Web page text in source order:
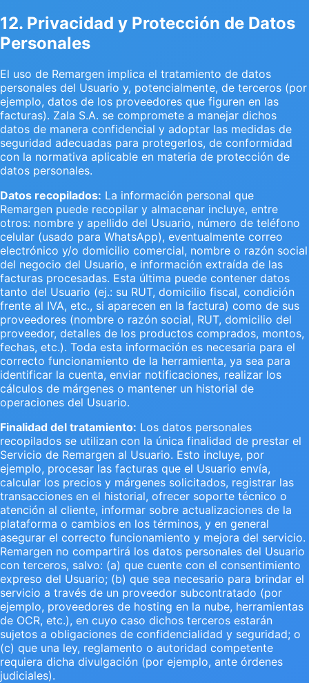
12. Privacidad y Protección de Datos
Personales
El uso de Remargen implica el tratamiento de datos
personales del Usuario y, potencialmente, de terceros (por
ejemplo, datos de los proveedores que figuren en las
facturas). Zala S.A. se compromete a manejar dichos
datos de manera confidencial y adoptar las medidas de
seguridad adecuadas para protegerlos, de conformidad
con la normativa aplicable en materia de protección de
datos personales.
Datos recopilados: La información personal que
Remargen puede recopilar y almacenar incluye, entre
otros: nombre y apellido del Usuario, número de teléfono
celular (usado para WhatsApp), eventualmente correo
electrónico y/o domicilio comercial, nombre o razón social
del negocio del Usuario, e información extraída de las
facturas procesadas. Esta última puede contener datos
tanto del Usuario (ej.: su RUT, domicilio fiscal, condición
frente al IVA, etc., si aparecen en la factura) como de sus
proveedores (nombre o razón social, RUT, domicilio del
proveedor, detalles de los productos comprados, montos,
fechas, etc.). Toda esta información es necesaria para el
correcto funcionamiento de la herramienta, ya sea para
identificar la cuenta, enviar notificaciones, realizar los
cálculos de márgenes o mantener un historial de
operaciones del Usuario.
Finalidad del tratamiento: Los datos personales
recopilados se utilizan con la única finalidad de prestar el
Servicio de Remargen al Usuario. Esto incluye, por
ejemplo, procesar las facturas que el Usuario envía,
calcular los precios y márgenes solicitados, registrar las
transacciones en el historial, ofrecer soporte técnico o
atención al cliente, informar sobre actualizaciones de la
plataforma o cambios en los términos, y en general
asegurar el correcto funcionamiento y mejora del servicio.
Remargen no compartirá los datos personales del Usuario
con terceros, salvo: (a) que cuente con el consentimiento
expreso del Usuario; (b) que sea necesario para brindar el
servicio a través de un proveedor subcontratado (por
ejemplo, proveedores de hosting en la nube, herramientas
de OCR, etc.), en cuyo caso dichos terceros estarán
sujetos a obligaciones de confidencialidad y seguridad; o
(c) que una ley, reglamento o autoridad competente
requiera dicha divulgación (por ejemplo, ante órdenes
judiciales).